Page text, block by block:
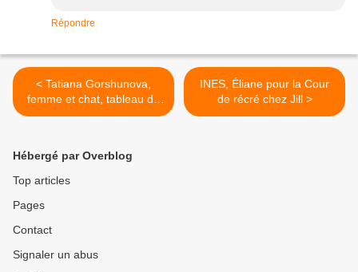
Répondre
< Tatiana Gorshunova,
femme et chat, tableau du
samedi - Lenaïg
INES, Éliane pour la Cour
de récré chez Jill >
Hébergé par Overblog
Top articles
Pages
Contact
Signaler un abus